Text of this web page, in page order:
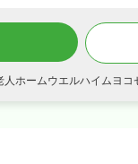
ホームウエルハイムヨ